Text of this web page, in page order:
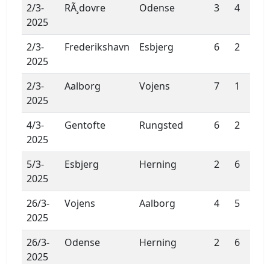
2/3-
2025
RÃ¸dovre Odense 3 4
2/3-
2025
Frederikshavn Esbjerg 6 2
2/3-
2025
Aalborg Vojens 7 1
4/3-
2025
Gentofte Rungsted 6 2
5/3-
2025
Esbjerg Herning 2 6
26/3-
2025
Vojens Aalborg 4 5
26/3-
2025
Odense Herning 2 6